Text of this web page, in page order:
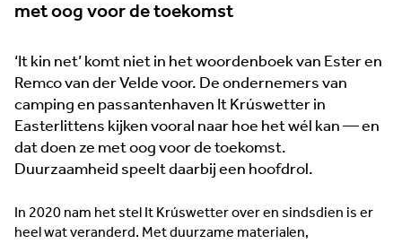
hulpvragen. We geven advies, gevraagd én
duurzaam ondernemen. Heeft u een
ondernemersvraag of wellicht een idee? Neem
gerust contact op met een van onze
accountmanagers.
met oog voor de toekomst
‘It kin net’ komt niet in het woordenboek van Ester en
Remco van der Velde voor. De ondernemers van
camping en passantenhaven It Krúswetter in
Easterlittens kijken vooral naar hoe het wél kan — en
dat doen ze met oog voor de toekomst.
Duurzaamheid speelt daarbij een hoofdrol.
In 2020 nam het stel It Krúswetter over en sindsdien is er
heel wat veranderd. Met duurzame materialen,
Horeca & Retail Watertech